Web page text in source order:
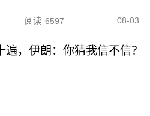
阅读 6597 08-03
，伊朗：你猜我信不信？